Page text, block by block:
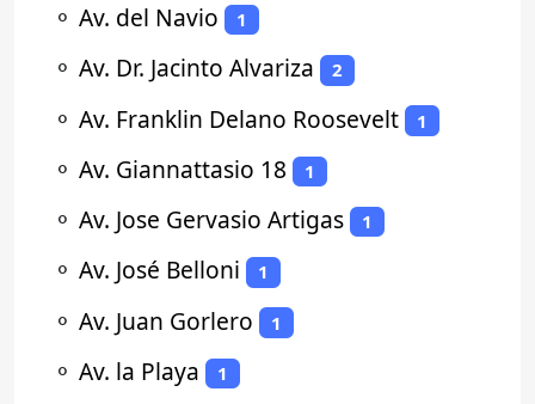
⚬ Av. del Navio 1
⚬ Av. Dr. Jacinto Alvariza 2
⚬ Av. Franklin Delano Roosevelt 1
⚬ Av. Giannattasio 18 1
⚬ Av. Jose Gervasio Artigas 1
⚬ Av. José Belloni 1
⚬ Av. Juan Gorlero 1
⚬ Av. la Playa 1